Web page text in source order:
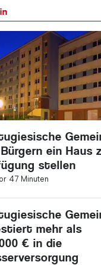
ein Haus
stellen
47 Minuten
mehr als
€ in die